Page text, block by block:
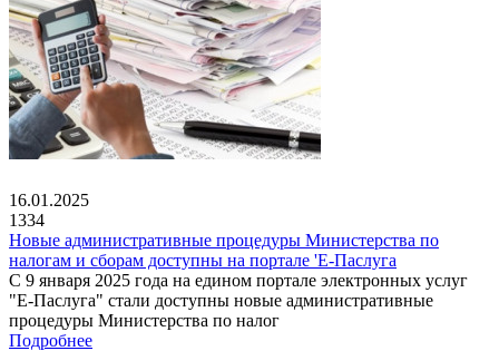
16.01.2025
1334
Новые административные процедуры Министерства по
налогам и сборам доступны на портале 'Е-Паслуга
С 9 января 2025 года на едином портале электронных услуг
"Е-Паслуга" стали доступны новые административные
процедуры Министерства по налог
Подробнее